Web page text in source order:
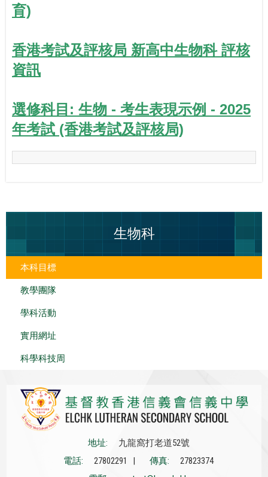
育)
香港考試及評核局 新高中生物科評核
資訊
選修科目: 生物 - 考生表現示例 - 2025
年考試 (香港考試及評核局)
生物科
本科目標
教學團隊
學科活動
實用網址
科學科技周
地址:
九龍窩打老道52號
電話:
27802291 | 傳真:
27823374